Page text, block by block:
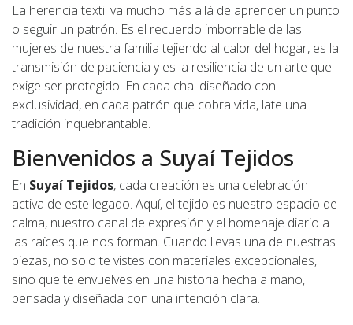
La herencia textil va mucho más allá de aprender un punto
o seguir un patrón. Es el recuerdo imborrable de las
mujeres de nuestra familia tejiendo al calor del hogar, es la
transmisión de paciencia y es la resiliencia de un arte que
exige ser protegido. En cada chal diseñado con
exclusividad, en cada patrón que cobra vida, late una
tradición inquebrantable.
Bienvenidos a Suyaí Tejidos
En Suyaí Tejidos, cada creación es una celebración
activa de este legado. Aquí, el tejido es nuestro espacio de
calma, nuestro canal de expresión y el homenaje diario a
las raíces que nos forman. Cuando llevas una de nuestras
piezas, no solo te vistes con materiales excepcionales,
sino que te envuelves en una historia hecha a mano,
pensada y diseñada con una intención clara.